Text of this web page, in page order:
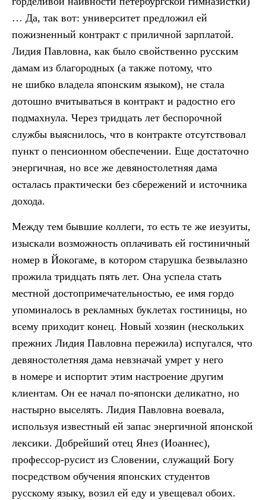
… Да, так вот: университет предложил ей
пожизненный контракт с приличной зарплатой.
Лидия Павловна, как было свойственно русским
дамам из благородных (а также потому, что
не шибко владела японским языком), не стала
дотошно вчитываться в контракт и радостно его
подмахнула. Через тридцать лет беспорочной
службы выяснилось, что в контракте отсутствовал
пункт о пенсионном обеспечении. Еще достаточно
энергичная, но все же девяностолетняя дама
осталась практически без сбережений и источника
дохода.
Между тем бывшие коллеги, то есть те же иезуиты,
изыскали возможность оплачивать ей гостиничный
номер в Йокогаме, в котором старушка безвылазно
прожила тридцать пять лет. Она успела стать
местной достопримечательностью, ее имя гордо
упоминалось в рекламных буклетах гостиницы, но
всему приходит конец. Новый хозяин (нескольких
прежних Лидия Павловна пережила) испугался, что
девяностолетняя дама невзначай умрет у него
в номере и испортит этим настроение другим
клиентам. Он ее начал по-японски деликатно, но
настырно выселять. Лидия Павловна воевала,
используя известный ей запас энергичной японской
лексики. Добрейший отец Янез (Иоаннес),
профессор-русист из Словении, служащий Богу
посредством обучения японских студентов
русскому языку, возил ей еду и увещевал обоих.